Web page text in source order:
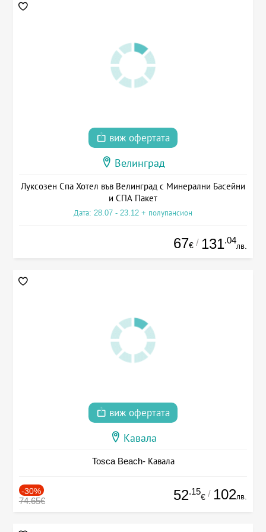
виж офертата
Велинград
Луксозен Спа Хотел във Велинград с Минерални Басейни
и СПА Пакет
Дата: 28.07 - 23.12 + полупансион
67€ / 131.04
лв.
виж офертата
Кавала
Tosca Beach- Кавала
-30%
74.65€ 52.15
€ / 102лв.